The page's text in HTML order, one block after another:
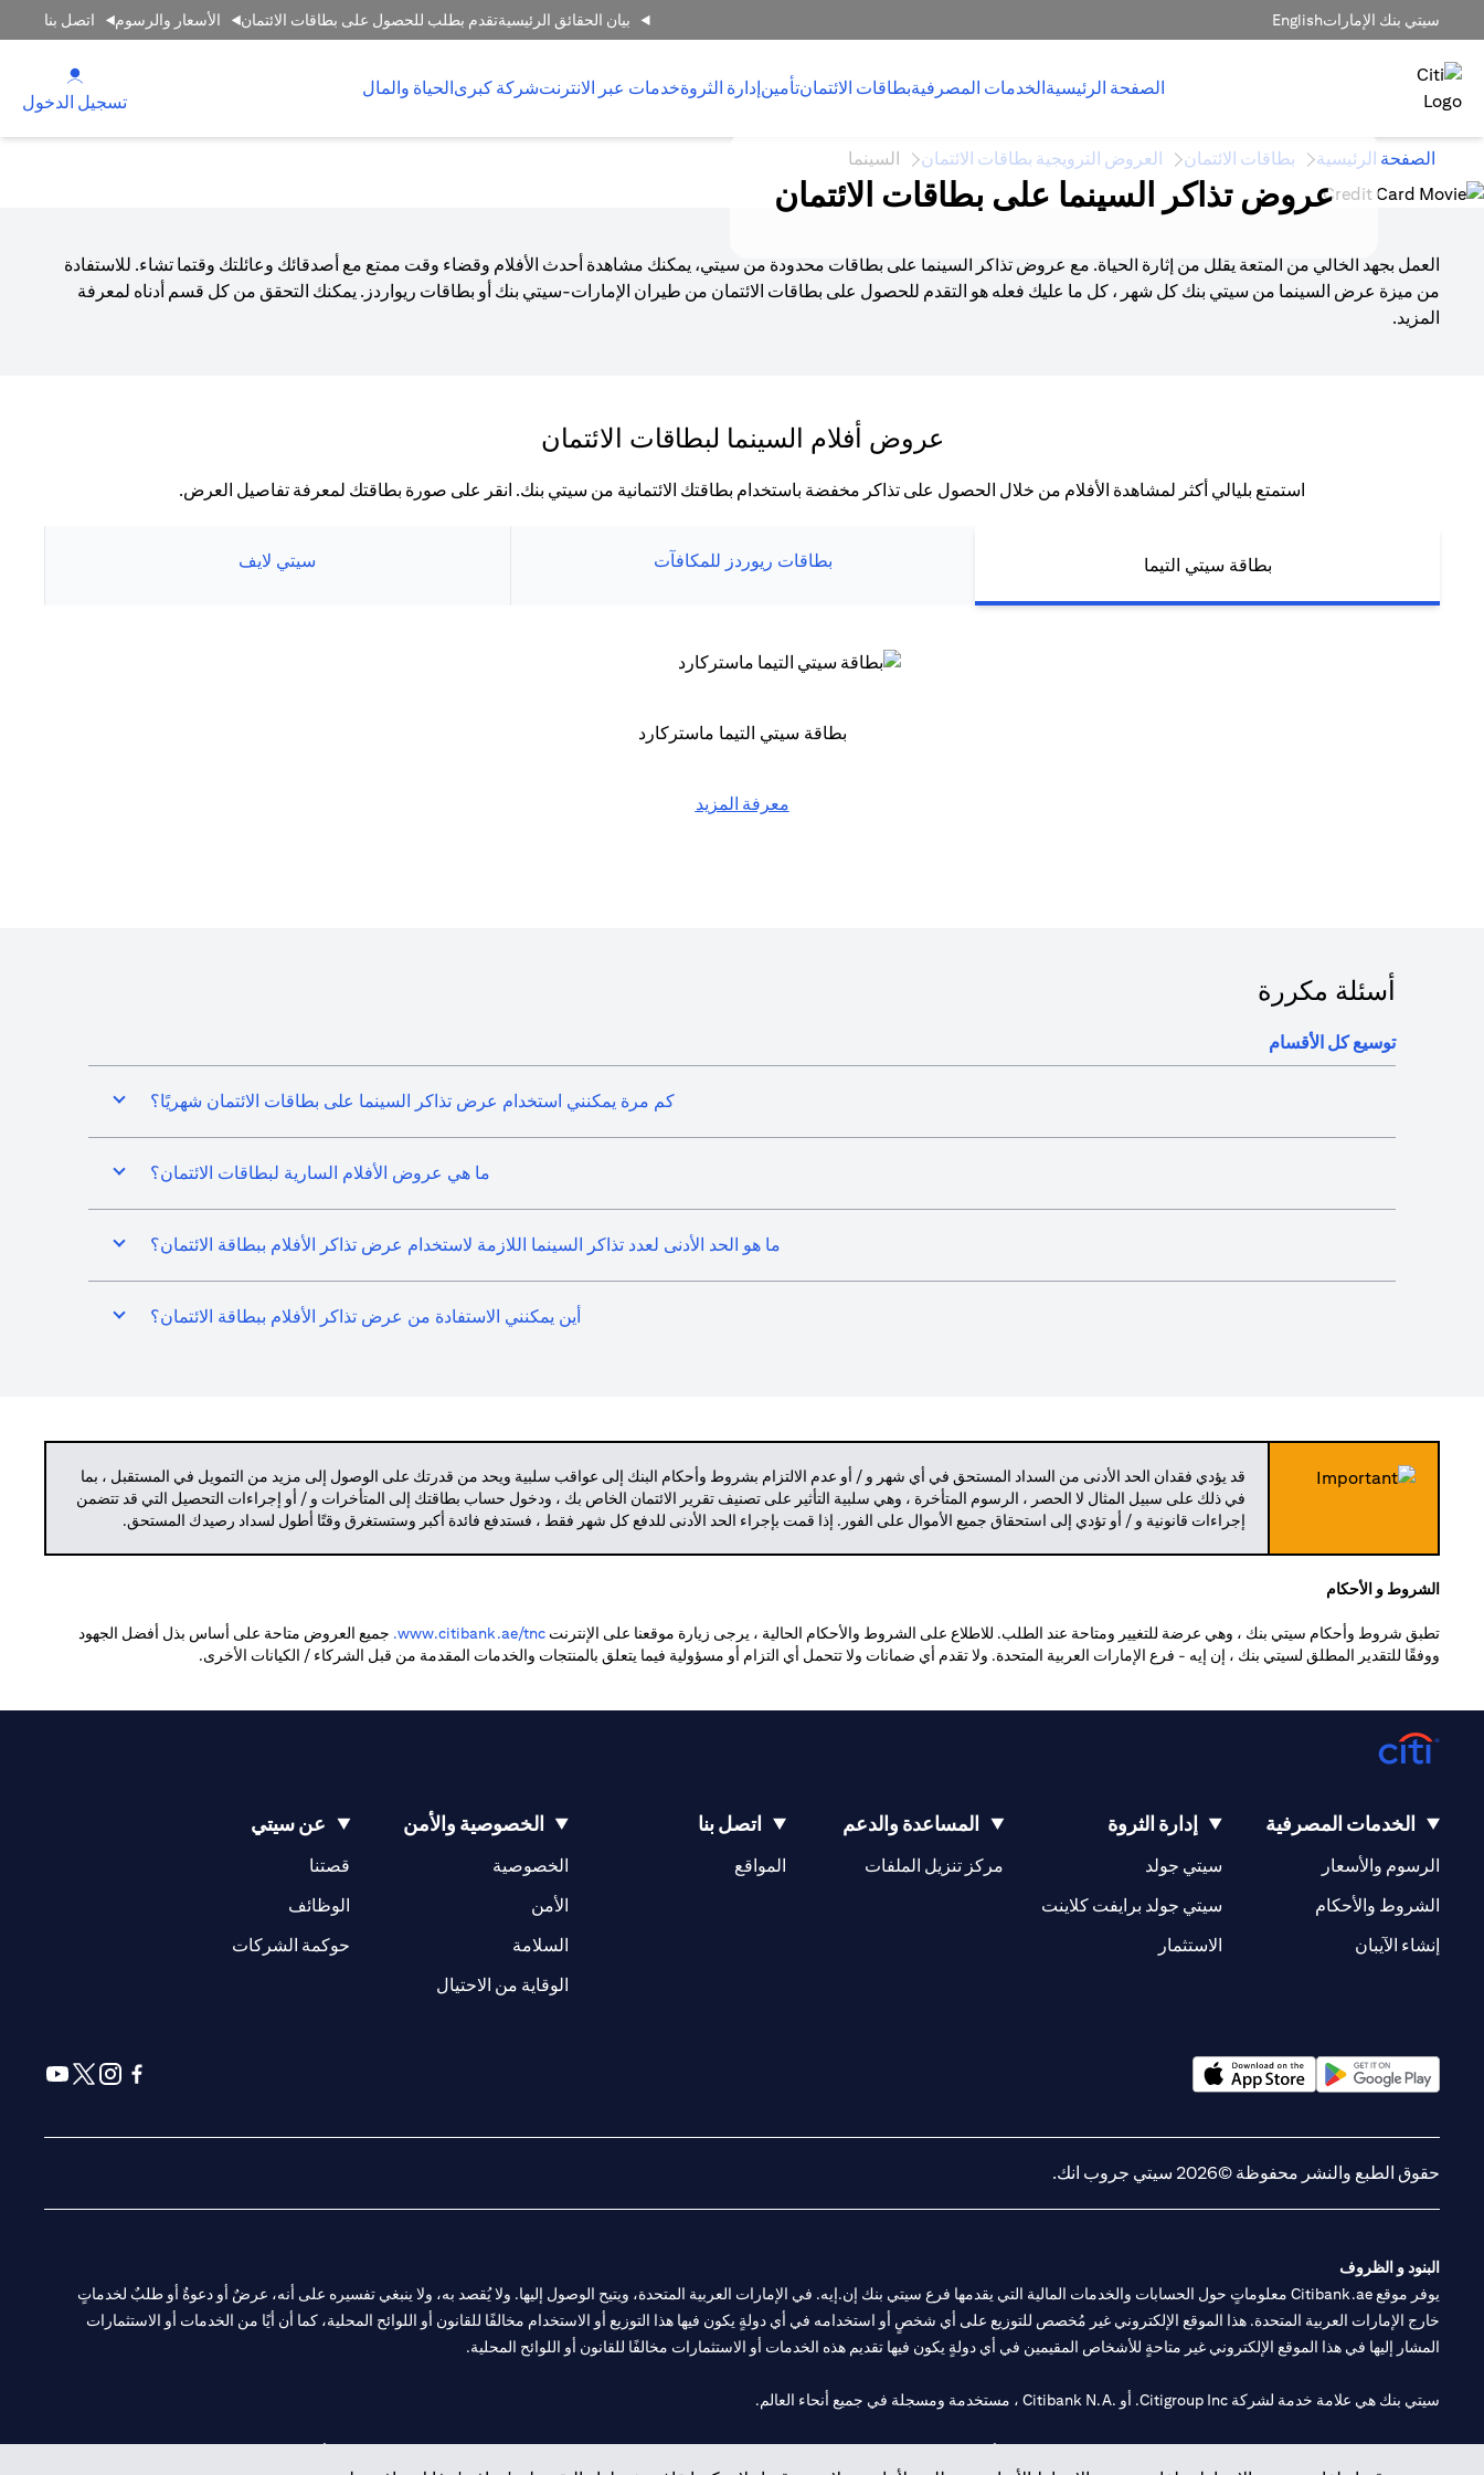
سيتي بنك الإماراتEnglish بيان الحقائق الرئيسيةتقدم بطلب للحصول على بطاقات الائتمان الأسعار والرسوم اتصل بنا
الصفحة الرئيسيةالخدمات المصرفيةبطاقات الائتمانتأمينإدارة الثروةخدمات عبر الانترنتشركة كبرىالحياة والمال
تسجيل الدخول
الصفحة الرئيسية بطاقات الائتمان العروض الترويجية بطاقات الائتمان السينما
عروض تذاكر السينما على بطاقات الائتمان
العمل بجهد الخالي من المتعة يقلل من إثارة الحياة. مع عروض تذاكر السينما على بطاقات محدودة من سيتي، يمكنك مشاهدة أحدث الأفلام وقضاء وقت ممتع مع أصدقائك وعائلتك وقتما تشاء. للاستفادة
من ميزة عرض السينما من سيتي بنك كل شهر ، كل ما عليك فعله هو التقدم للحصول على بطاقات الائتمان من طيران الإمارات-سيتي بنك أو بطاقات ريواردز. يمكنك التحقق من كل قسم أدناه لمعرفة
المزيد.
عروض أفلام السينما لبطاقات الائتمان
استمتع بليالي أكثر لمشاهدة الأفلام من خلال الحصول على تذاكر مخفضة باستخدام بطاقتك الائتمانية من سيتي بنك. انقر على صورة بطاقتك لمعرفة تفاصيل العرض.
بطاقة سيتي التيما بطاقات ريوردز للمكافآت سيتي لايف
بطاقة سيتي التيما ماستركارد
معرفة المزيد
أسئلة مكررة
توسيع كل الأقسام
كم مرة يمكنني استخدام عرض تذاكر السينما على بطاقات الائتمان شهريًا؟
ما هي عروض الأفلام السارية لبطاقات الائتمان؟
ما هو الحد الأدنى لعدد تذاكر السينما اللازمة لاستخدام عرض تذاكر الأفلام ببطاقة الائتمان؟
أين يمكنني الاستفادة من عرض تذاكر الأفلام ببطاقة الائتمان؟
قد يؤدي فقدان الحد الأدنى من السداد المستحق في أي شهر و / أو عدم الالتزام بشروط وأحكام البنك إلى عواقب سلبية ويحد من قدرتك على الوصول إلى مزيد من التمويل في المستقبل ، بما
في ذلك على سبيل المثال لا الحصر ، الرسوم المتأخرة ، وهي سلبية التأثير على تصنيف تقرير الائتمان الخاص بك ، ودخول حساب بطاقتك إلى المتأخرات و / أو إجراءات التحصيل التي قد تتضمن
إجراءات قانونية و / أو تؤدي إلى استحقاق جميع الأموال على الفور. إذا قمت بإجراء الحد الأدنى للدفع كل شهر فقط ، فستدفع فائدة أكبر وستستغرق وقتًا أطول لسداد رصيدك المستحق.
الشروط و الأحكام
تطبق شروط وأحكام سيتي بنك ، وهي عرضة للتغيير ومتاحة عند الطلب. للاطلاع على الشروط والأحكام الحالية ، يرجى زيارة موقعنا على الإنترنت www.citibank.ae/tnc. جميع العروض متاحة على أساس بذل أفضل الجهود
ووفقًا للتقدير المطلق لسيتي بنك ، إن إيه - فرع الإمارات العربية المتحدة. ولا تقدم أي ضمانات ولا تتحمل أي التزام أو مسؤولية فيما يتعلق بالمنتجات والخدمات المقدمة من قبل الشركاء / الكيانات الأخرى.
الخدمات المصرفية
الرسوم والأسعار
الشروط والأحكام
إنشاء الآيبان
إدارة الثروة
سيتي جولد
سيتي جولد برايفت كلاينت
الاستثمار
المساعدة والدعم
مركز تنزيل الملفات
اتصل بنا
المواقع
(opens in a new tab)
الخصوصية والأمن
الخصوصية
الأمن
السلامة
الوقاية من الاحتيال
عن سيتي
قصتنا
(opens in a new tab)
الوظائف
(opens in a new tab)
حوكمة الشركات
(opens in a new tab)
حقوق الطبع والنشر محفوظة ©2026 سيتي جروب انك.
البنود و الظروف
يوفر موقع Citibank.ae معلوماتٍ حول الحسابات والخدمات المالية التي يقدمها فرع سيتي بنك إن.إيه. في الإمارات العربية المتحدة، ويتيح الوصول إليها. ولا يُقصد به، ولا ينبغي تفسيره على أنه، عرضٌ أو دعوةٌ أو طلبٌ لخدماتٍ
خارج الإمارات العربية المتحدة. هذا الموقع الإلكتروني غير مُخصص للتوزيع على أي شخصٍ أو استخدامه في أي دولةٍ يكون فيها هذا التوزيع أو الاستخدام مخالفًا للقانون أو اللوائح المحلية، كما أن أيًا من الخدمات أو الاستثمارات
المشار إليها في هذا الموقع الإلكتروني غير متاحةٍ للأشخاص المقيمين في أي دولةٍ يكون فيها تقديم هذه الخدمات أو الاستثمارات مخالفًا للقانون أو اللوائح المحلية.
سيتي بنك هي علامة خدمة لشركة Citigroup Inc. أو .Citibank N.A ، مستخدمة ومسجلة في جميع أنحاء العالم.